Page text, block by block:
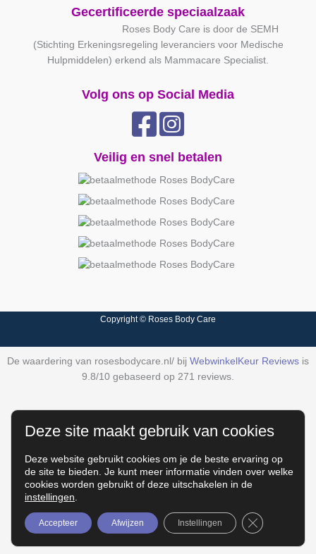
Gecertificeerde speciaalzaak
Roses Body Care is door de SEMH
(Stichting Erkeningsregeling leveranciers voor Medische
Hulpmiddelen) erkend als Mammacare Specialist.
Volg ons op Social Media
Veilig en snel betalen
Copyright © Roses Body Care
De waardering van rosesbodycare.nl/ bij WebwinkelKeur Reviews is
9.8/10 gebaseerd op 271 reviews.
Deze site maakt gebruik van cookies
Deze website gebruikt cookies om je de beste ervaring op
de site te bieden. Je kunt meer informatie vinden over welke
cookies worden gebruikt of deze uitschakelen in de
instellingen
Accepteer Afwijzen Instellingen Sluit AVG/